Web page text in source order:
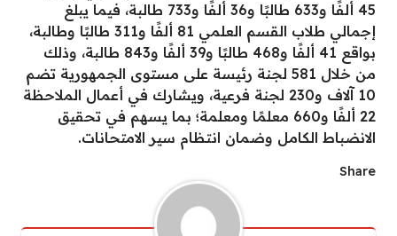
45 ألفًا و633 طالبًا و36 ألفًا و733 طالبة، فيما يبلغ
إجمالي طلاب القسم العلمي 81 ألفًا و311 طالبًا وطالبة،
بواقع 41 ألفًا و468 طالبًا و39 ألفًا و843 طالبة، وذلك
من خلال 581 لجنة رئيسة على مستوى الجمهورية تضم
10 آلاف و230 لجنة فرعية، ويشارك في أعمال الملاحظة
22 ألفًا و660 معلمًا ومعلمة؛ بما يسهم في تحقيق
الانضباط الكامل وضمان انتظام سير الامتحانات.
Share